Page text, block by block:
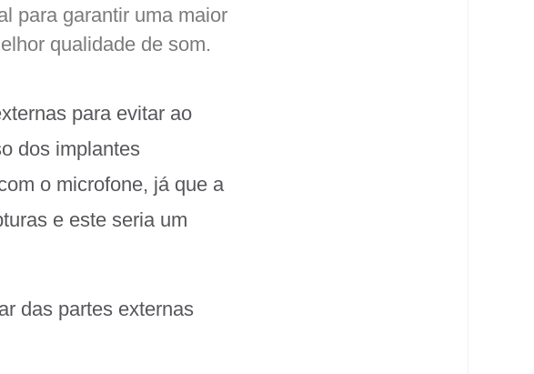
para garantir uma maior
qualidade de som.
para evitar ao
dos implantes
o microfone, já que a
e este seria um
das partes externas